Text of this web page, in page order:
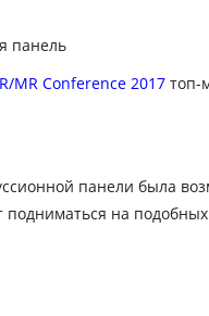
панель
MR Conference 2017топ-
панели была
подниматься на